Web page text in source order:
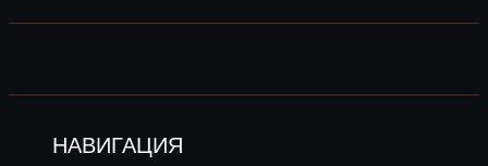
НАВИГАЦИЯ